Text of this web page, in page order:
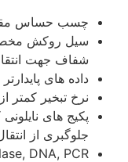
چسب حساس
شفاف جهت
داده های
نرخ تبخیر کمتر از 5 درصد
جلوگبری از
DNA, PCR